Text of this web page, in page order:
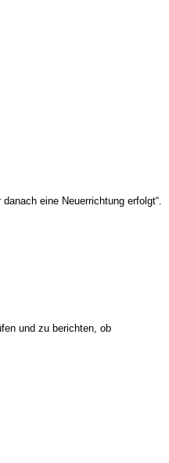
eine Neuerrichtung erfolgt“.
und zu berichten, ob